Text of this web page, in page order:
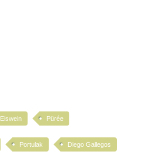
Eiswein Pürée
Portulak Diego Gallegos